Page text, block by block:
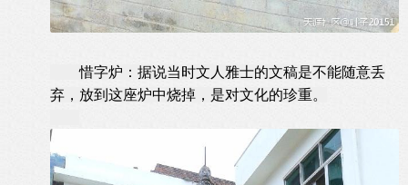
惜字炉：据说当时文人雅士的文稿是不能随意丢
弃，放到这座炉中烧掉，是对文化的珍重。